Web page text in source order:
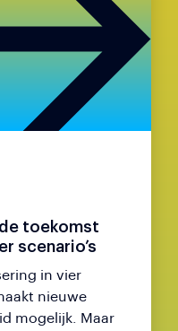
toekomst
scenario’s
in vier
nieuwe
mogelijk. Maar